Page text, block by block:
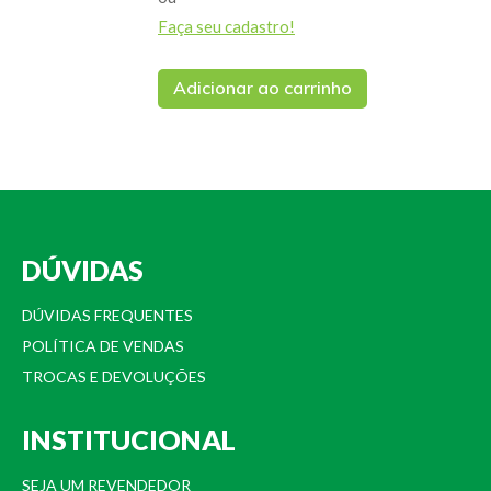
Faça seu cadastro!
Adicionar ao carrinho
DÚVIDAS
DÚVIDAS FREQUENTES
POLÍTICA DE VENDAS
TROCAS E DEVOLUÇÕES
INSTITUCIONAL
SEJA UM REVENDEDOR